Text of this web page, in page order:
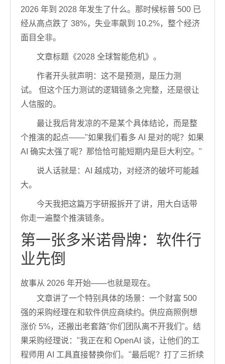
2026 年到 2028 年发生了什么。那时候标普 500 已
经从高点跌了 38%，失业率飙到 10.2%，整个经济
面目全非。
文章标题《2028 全球智能危机》。
作者开头就声明：这不是预测，是压力测
试。 但这个压力测试的逻辑链条之完整，还是很让
人信服的。
最让我后背发凉的不是某个具体结论，而是整
个推演的起点——"如果我们看多 AI 是对的呢？如果
AI 确实太强了呢？那恰恰可能短期内是巨大利空。"
说人话就是：AI 越成功，对经济的破坏可能越
大。
今天我把这篇万字研报拆开了讲，用大白话带
你走一遍整个推演链条。
第一张多米诺骨牌：软件行
业先倒
故事从 2026 年开始——也就是现在。
文章讲了一个特别具体的场景：一个财富 500
强的采购经理在和软件供应商续约。供应商照例想
涨价 5%，还搬出老套路"你们团队离不开我们"。结
果采购经理说："我正在和 OpenAI 谈，让他们的工
程师用 AI 工具直接替换你们。"最后呢？打了三折续